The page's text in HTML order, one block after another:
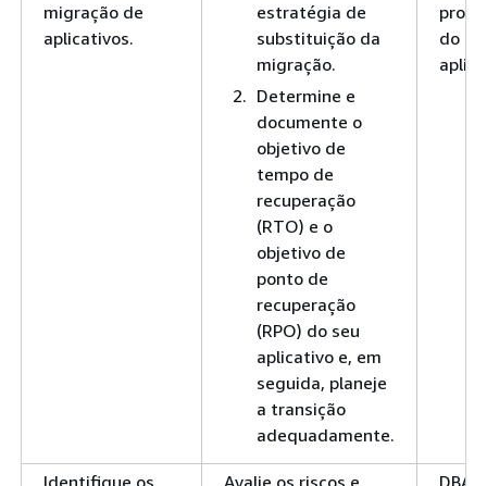
migração de
aplicativos.
estratégia de
substituição da
migração.
Determine e
documente o
objetivo de
tempo de
recuperação
(RTO) e o
objetivo de
ponto de
recuperação
(RPO) do seu
aplicativo e, em
seguida, planeje
a transição
adequadamente.
do